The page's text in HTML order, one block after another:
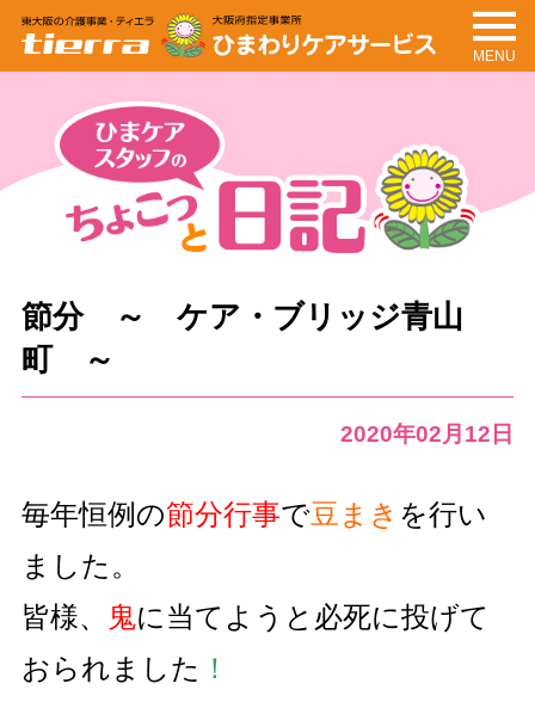
tierra
ひまわりケアサービ
ス
MENU
節分 ～ ケア・ブリッジ青山
町 ～
2020年02月12日
毎年恒例の節分行事で豆まき を行い
ました。
皆様、
鬼に当てようと必死に投げて
おられました ！